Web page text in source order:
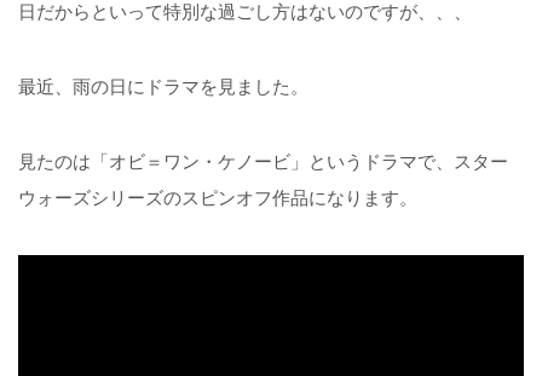
日だからといって特別な過ごし方はないのですが、、、
最近、雨の日にドラマを見ました。
見たのは「オビ＝ワン・ケノービ」というドラマで、スター
ウォーズシリーズのスピンオフ作品になります。